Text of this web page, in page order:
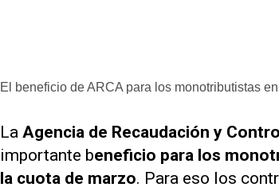
El beneficio de ARCA para los monotributistas
La Agencia de Recaudación y
importante beneficio para los
la cuota de marzo. Para eso los